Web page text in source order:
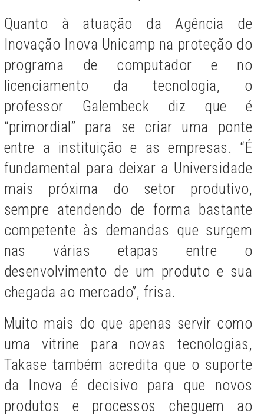
Quanto à atuação da Agência de
Inovação Inova Unicamp na proteção do
programa de computador e no
licenciamento da tecnologia, o
professor Galembeck diz que é
“primordial” para se criar uma ponte
entre a instituição e as empresas. “É
fundamental para deixar a Universidade
mais próxima do setor produtivo,
sempre atendendo de forma bastante
competente às demandas que surgem
nas várias etapas entre o
desenvolvimento de um produto e sua
chegada ao mercado”, frisa.
Muito mais do que apenas servir como
uma vitrine para novas tecnologias,
Takase também acredita que o suporte
da Inova é decisivo para que novos
produtos e processos cheguem ao